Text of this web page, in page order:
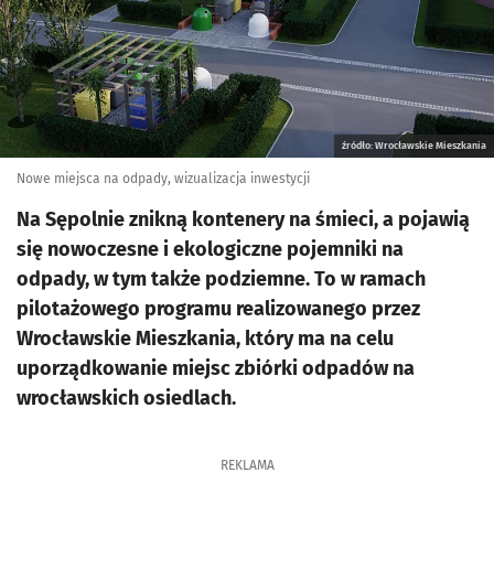
źródło: Wrocławskie Mieszkania
Nowe miejsca na odpady, wizualizacja inwestycji
Na Sępolnie znikną kontenery na śmieci, a pojawią
się nowoczesne i ekologiczne pojemniki na
odpady, w tym także podziemne. To w ramach
pilotażowego programu realizowanego przez
Wrocławskie Mieszkania, który ma na celu
uporządkowanie miejsc zbiórki odpadów na
wrocławskich osiedlach.
REKLAMA